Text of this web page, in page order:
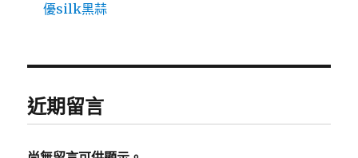
優silk黑蒜
近期留言